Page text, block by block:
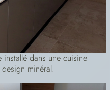
installé dans une cuisine
minéral.